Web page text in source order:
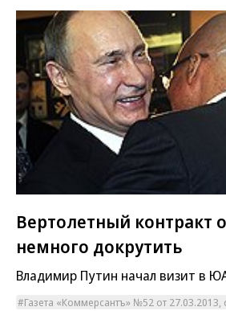
Вертолетный контракт
немного докрутить
Владимир Путин начал визит в
Газета «Коммерсантъ» №52 от 27.03.2013,